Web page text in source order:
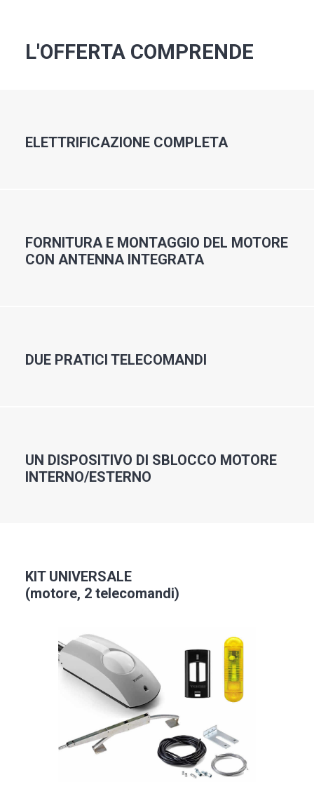
L'OFFERTA COMPRENDE
ELETTRIFICAZIONE COMPLETA
FORNITURA E MONTAGGIO DEL MOTORE
CON ANTENNA INTEGRATA
DUE PRATICI TELECOMANDI
UN DISPOSITIVO DI SBLOCCO MOTORE
INTERNO/ESTERNO
KIT UNIVERSALE
(motore, 2 telecomandi)